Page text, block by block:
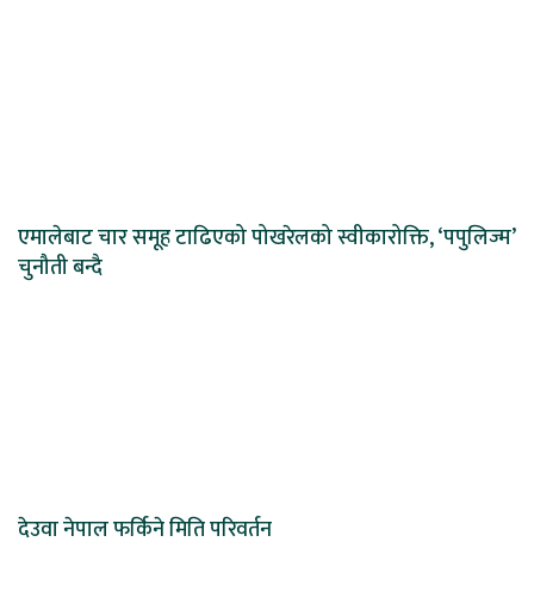
एमालेबाट चार समूह टाढिएको पोखरेलको स्वीकारोक्ति, ‘पपुलिज्म’
चुनौती बन्दै
देउवा नेपाल फर्किने मिति परिवर्तन